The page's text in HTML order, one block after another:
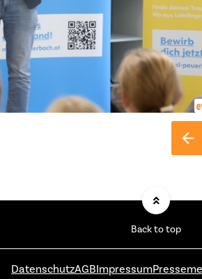
Back to top
DatenschutzAGBImpressum